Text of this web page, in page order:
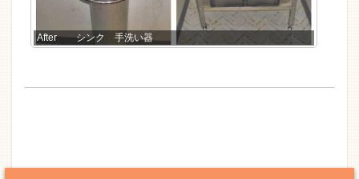
After シンク 手洗い器